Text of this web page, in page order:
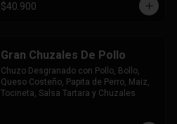
$40.900
Gran Chuzales De Pollo
Chuzo Desgranado con Pollo, Bollo,
Queso Costeño, Papita de Perro, Maiz,
Tocineta, Salsa Tartara y Chuzales